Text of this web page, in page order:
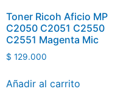
Toner Ricoh Aficio MP
C2050 C2051 C2550
C2551 Magenta Mic
$ 129.000
Añadir al carrito